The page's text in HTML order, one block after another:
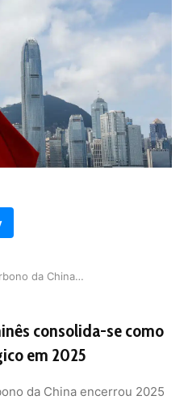
Mercado de carbono da China reforça preservação…
consolida-se como
em 2025
da China encerrou 2025